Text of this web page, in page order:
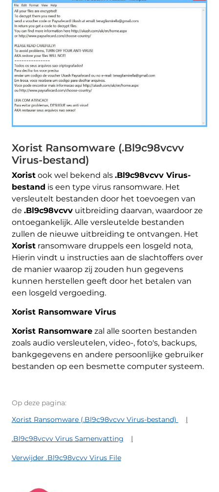
Xorist Ransomware (.Bl9c98vcvv
Virus-bestand)
Xoristook wel bekend als .Bl9c98vcvv Virus-
bestand is een type virus ransomware. Het
versleutelt bestanden door het toevoegen van
de .Bl9c98vcvvuitbreiding daarvan, waardoor ze
ontoegankelijk. Alle versleutelde bestanden
zullen de nieuwe uitbreiding te ontvangen. Het
Xoristransomware druppels een losgeld nota,
Hierin vindt u instructies aan de slachtoffers over
de manier waarop zij zouden hun gegevens
kunnen herstellen geeft door het betalen van
een losgeld vergoeding.
Xorist Ransomware Virus
Xorist Ransomwarezal alle soorten bestanden
zoals audio versleutelen, video-, foto's, backups,
bankgegevens en andere persoonlijke gebruiker
bestanden op een besmette computer systeem.
Op deze pagina:
Xorist Ransomware (.Bl9c98vcvv Virus-bestand)
.Bl9c98vcvv Virus Samenvatting
Verwijder .Bl9c98vcvv Virus File